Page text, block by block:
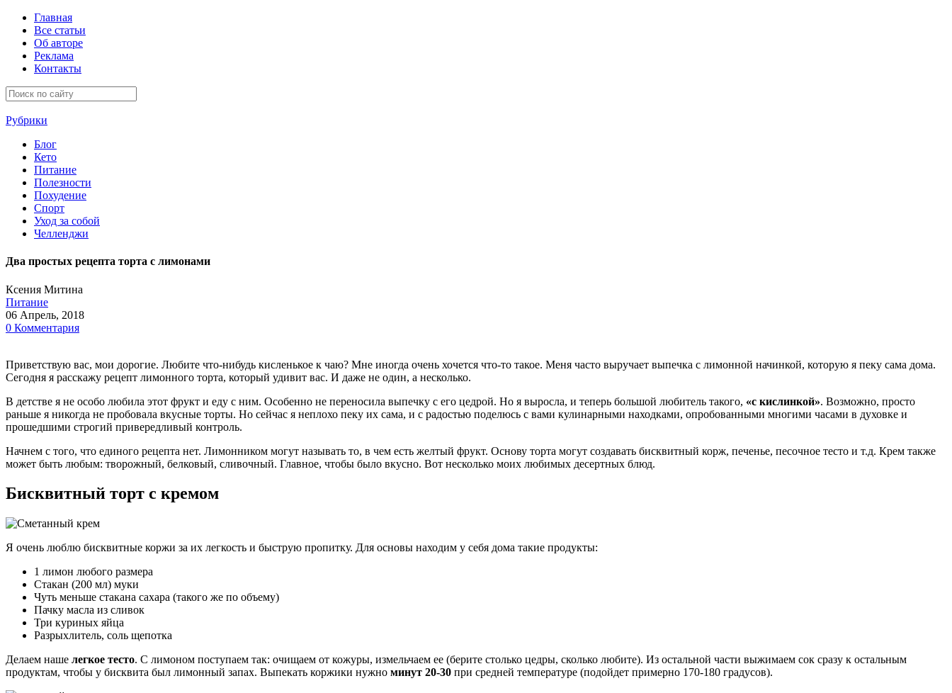
Главная
Все статьи
Об авторе
Реклама
Контакты
Рубрики
Блог
Кето
Питание
Полезности
Похудение
Спорт
Уход за собой
Челленджи
Два простых рецепта торта с лимонами
Ксения Митина
Питание
06 Апрель, 2018
0 Комментария
Приветствую вас, мои дорогие. Любите что-нибудь кисленькое к чаю? Мне иногда очень хочется что-то такое. Меня часто выручает выпечка с лимонной начинкой, которую я пеку сама дома.
Сегодня я расскажу рецепт лимонного торта, который удивит вас. И даже не один, а несколько.
В детстве я не особо любила этот фрукт и еду с ним. Особенно не переносила выпечку с его цедрой. Но я выросла, и теперь большой любитель такого, «с кислинкой». Возможно, просто
раньше я никогда не пробовала вкусные торты. Но сейчас я неплохо пеку их сама, и с радостью поделюсь с вами кулинарными находками, опробованными многими часами в духовке и
прошедшими строгий привередливый контроль.
Начнем с того, что единого рецепта нет. Лимонником могут называть то, в чем есть желтый фрукт. Основу торта могут создавать бисквитный корж, печенье, песочное тесто и т.д. Крем также
может быть любым: творожный, белковый, сливочный. Главное, чтобы было вкусно. Вот несколько моих любимых десертных блюд.
Бисквитный торт с кремом
Я очень люблю бисквитные коржи за их легкость и быструю пропитку. Для основы находим у себя дома такие продукты:
1 лимон любого размера
Стакан (200 мл) муки
Чуть меньше стакана сахара (такого же по объему)
Пачку масла из сливок
Три куриных яйца
Разрыхлитель, соль щепотка
Делаем наше легкое тесто. С лимоном поступаем так: очищаем от кожуры, измельчаем ее (берите столько цедры, сколько любите). Из остальной части выжимаем сок сразу к остальным
продуктам, чтобы у бисквита был лимонный запах. Выпекать коржики нужно минут 20-30 при средней температуре (подойдет примерно 170-180 градусов).